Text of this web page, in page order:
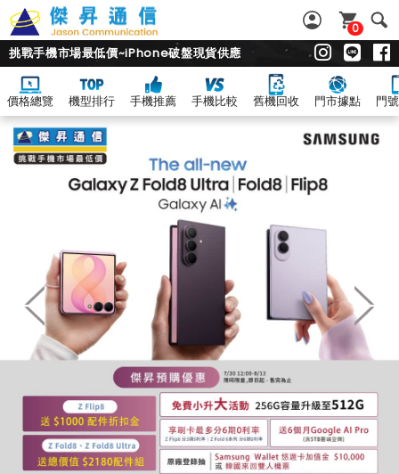
0
挑戰手機市場最低價~iPhone破盤現貨供應
價格總覽 機型排行 手機推薦 手機比較 舊機回收 門市據點 門